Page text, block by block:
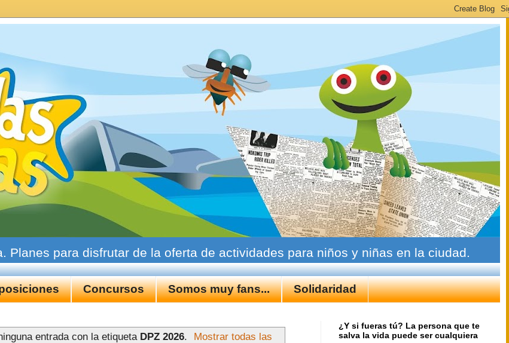
Planes para disfrutar de la oferta de actividades para niños y niñas en la ciudad.
Concursos Somos muy fans... Solidaridad
entrada con la etiqueta DPZ 2026.
Mostrar todas las
¿Y si fueras tú? La persona que te
salva la vida puede ser cualquiera